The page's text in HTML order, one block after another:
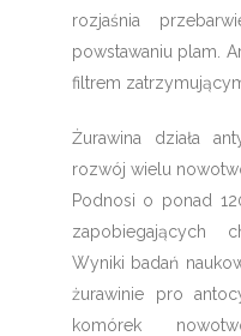
rozjaśnia
powstawaniu plam.
filtrem
Żurawina działa
rozwój wielu
Podnosi o ponad
zapobiegających
Wyniki badań
żurawinie pro
komórek